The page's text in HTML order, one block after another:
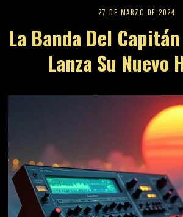
27 DE MARZO DE 2024
La Banda Del
Lanza Su Nuevo